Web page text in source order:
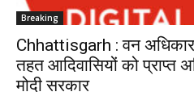
Breaking
Chhattisgarh : वन
तहत आदिवासियों को प्राप्त
मोदी सरकार